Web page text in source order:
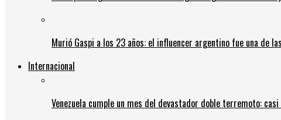
Murió Gaspi a los 23 años: el influencer argentino fue una de
Internacional
Venezuela cumple un mes del devastador doble terremoto: